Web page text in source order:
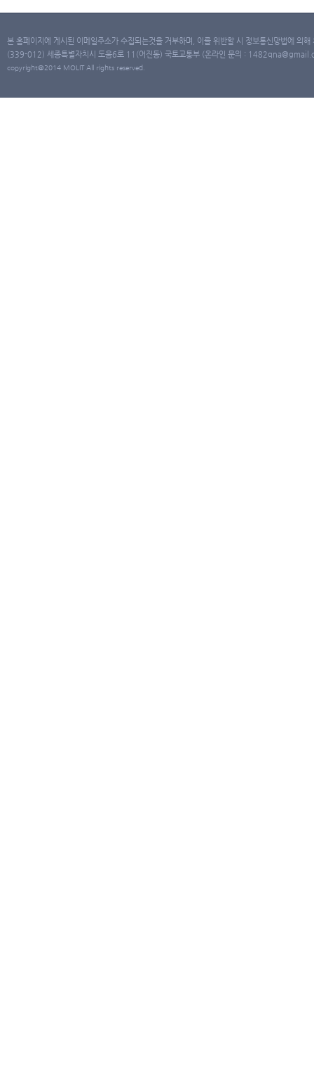
본 홈페이지에 게시된 이메일주소가 수집되는것을 거부하며, 이를 위반할 시 정보통신망법에 의
(339-012) 세종특별자치시 도움6로 11(어진동) 국토교통부 (온라인 문의 :
copyright@2014 MOLIT All rights reserved.